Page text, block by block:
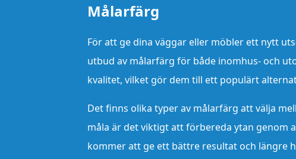
Målarfärg
För att ge dina väggar eller möbler ett nytt
utbud av målarfärg för både inomhus- och
kvalitet, vilket gör dem till ett populärt
Det finns olika typer av målarfärg att välja
måla är det viktigt att förbereda ytan genom
kommer att ge ett bättre resultat och längre